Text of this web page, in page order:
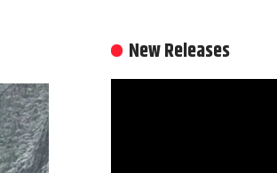
New Releases